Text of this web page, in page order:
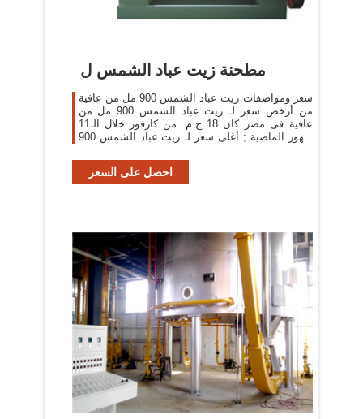
مطحنة زيت عباد الشمس ل
سعر ومواصفات زيت عباد الشمس 900 مل من عافية
من أرخص سعر لـ زيت عباد الشمس 900 مل من
عافية فى مصر كان 18 ج.م. من كارفور خلال الـ11
شهور الماضية ; أغلى سعر لـ زيت عباد الشمس 900
خلال الـ11
احصل على السعر